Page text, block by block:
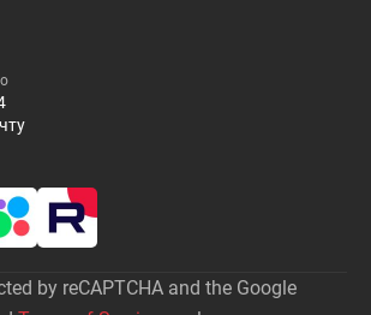
by reCAPTCHA and the Google